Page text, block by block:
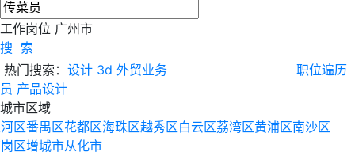
工作岗位 广州市
搜 索
热门搜索： 设计 3d 外贸业务
员 产品设计
职位遍历
城市区域
区番禺区花都区海珠区越秀区白云区荔湾区黄浦区南沙区
区增城市从化市